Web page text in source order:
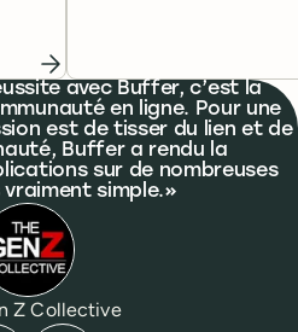
avec Buffer, c’est la
en ligne. Pour une
est de tisser du lien et de
Buffer a rendu la
sur de nombreuses
simple.
Z Collective